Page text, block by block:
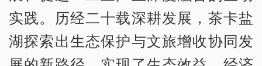
实践。历经二十载深耕发展，茶卡盐
湖探索出生态保护与文旅增收协同发